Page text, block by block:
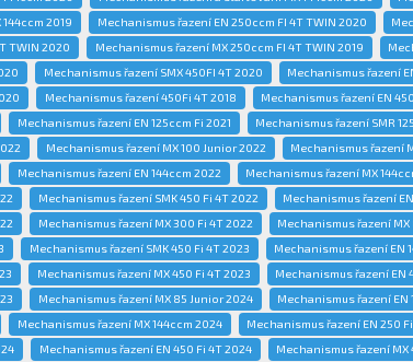
2019
Mechanismus řazení EN 250ccm FI 4T TWIN 2020
TWIN 2020
Mechanismus řazení MX 250ccm FI 4T TWIN 2019
Mechanismus řazení SMX 450FI 4T 2020 Mechanismus řazení
Mechanismus řazení 450Fi 4T 2018 Mechanismus řazení EN
Mechanismus řazení EN 125ccm Fi 2021 Mechanismus řazení SMR
Mechanismus řazení MX 100 Junior 2022 Mechanismus řazení
Mechanismus řazení EN 144ccm 2022 Mechanismus řazení MX
Mechanismus řazení SMK 450 Fi 4T 2022 Mechanismus řazení
Mechanismus řazení MX 300 Fi 4T 2022 Mechanismus řazení MX
Mechanismus řazení SMK 450 Fi 4T 2023 Mechanismus řazení EN
Mechanismus řazení MX 450 Fi 4T 2023 Mechanismus řazení EN
Mechanismus řazení MX 85 Junior 2024 Mechanismus řazení EN
Mechanismus řazení MX 144ccm 2024 Mechanismus řazení EN 250
Mechanismus řazení EN 450 Fi 4T 2024 Mechanismus řazení MX